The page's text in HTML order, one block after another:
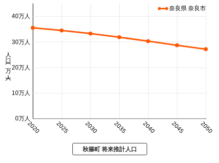
2020 2025 2030 2035 2040 2045 2050
0万人
10万人
20万人
30万人
40万人
人口 (万人)
奈良県 奈良市
秋篠町 将来推計人口